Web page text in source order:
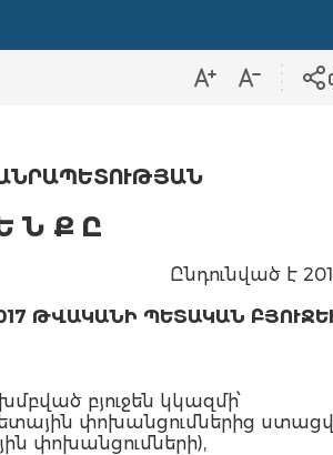
Ն Ք Ը
Ընդունված է
ԹՎԱԿԱՆԻ ՊԵՏԱԿԱՆ
բյուջեն կկազմի՝
փոխանցումներից
փոխանցումների),